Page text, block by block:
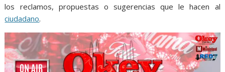
los reclamos, propuestas o sugerencias que le hacen al
ciudadano.